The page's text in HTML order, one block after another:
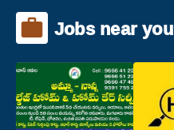
Jobs near you